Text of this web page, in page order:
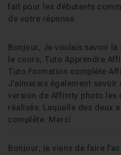
fait pour les débutants
de votre réponse
Bonjour, Je voulais savoir
le cours, Tuto Apprendre
Tuto Formation complète
J'aimerais également savoir
version de Affinity photo les
réalisés. Laquelle des deux
complète. Merci
Bonjour, je viens de faire